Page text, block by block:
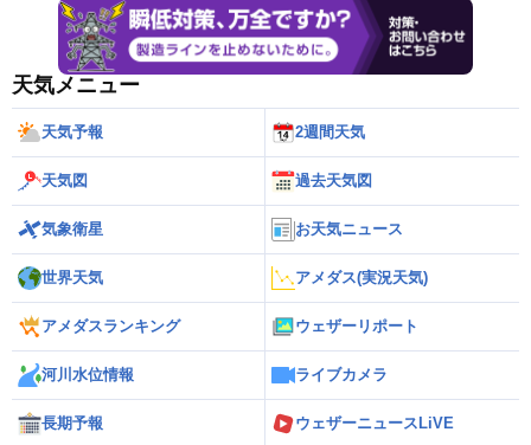
天気メニュー
天気予報 2週間天気
天気図 過去天気図
気象衛星 お天気ニュース
世界天気 アメダス(実況天気)
アメダスランキング ウェザーリポート
河川水位情報 ライブカメラ
長期予報 ウェザーニュースLiVE